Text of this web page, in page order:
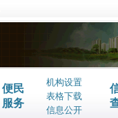
便民
服务
机构设置
表格下载
信息公开